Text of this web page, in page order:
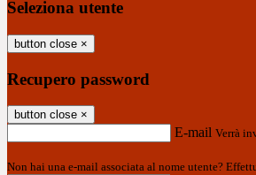
Seleziona utente
button close ×
Recupero password
button close ×
E-mail Verrà
Non hai una e-mail associata al nome utente?